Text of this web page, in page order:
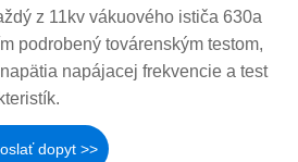
z 11kv vákuového ističa 630a
podrobený továrenským testom,
napájacej frekvencie a test
dopyt >>